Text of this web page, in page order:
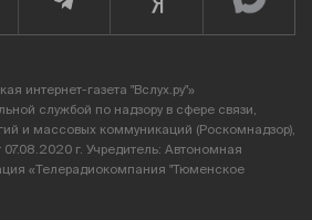
интернет-газета "Вслух.ру"»
службой по надзору в сфере связи,
и массовых коммуникаций (Роскомнадзор),
г. Учредитель: Автономная
«Телерадиокомпания "Тюменское